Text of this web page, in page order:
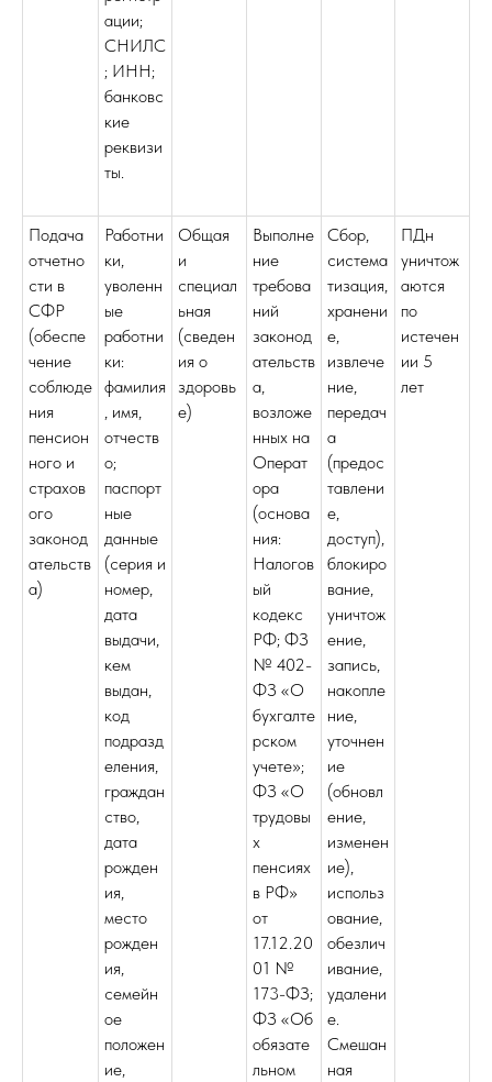
ации;
СНИЛС
; ИНН;
банковс
кие
реквизи
ты.
Подача
отчетно
сти в
СФР
(обеспе
чение
соблюде
ния
пенсион
ного и
страхов
ого
законод
ательств
а)
Работни
ки,
уволенн
ые
работни
ки:
фамилия
, имя,
отчеств
о;
паспорт
ные
данные
(серия и
номер,
дата
выдачи,
кем
выдан,
код
подразд
еления,
граждан
ство,
дата
рожден
ия,
место
рожден
ия,
семейн
ое
положен
ие,
Общая
и
специал
ьная
(сведен
ия о
здоровь
е)
Выполне
ние
требова
ний
законод
ательств
а,
возложе
нных на
Операт
ора
(основа
ния:
Налогов
ый
кодекс
РФ; ФЗ
№ 402-
ФЗ «О
бухгалте
рском
учете»;
ФЗ «О
трудовы
х
пенсиях
в РФ»
от
17.12.20
01 №
173-ФЗ;
ФЗ «Об
обязате
льном
Сбор,
система
тизация,
хранени
е,
извлече
ние,
передач
а
(предос
тавлени
е,
доступ),
блокиро
вание,
уничтож
ение,
запись,
накопле
ние,
уточнен
ие
(обновл
ение,
изменен
ие),
использ
ование,
обезлич
ивание,
удалени
е.
Смешан
ная
ПДн
уничтож
аются
по
истечен
ии 5
лет